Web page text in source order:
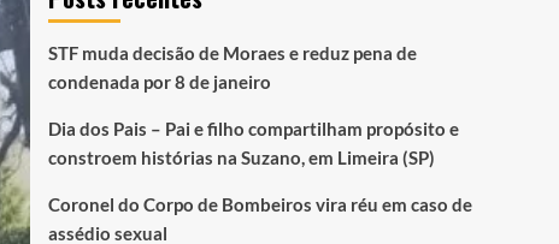
STF muda decisão de Moraes e reduz pena de
condenada por 8 de janeiro
Dia dos Pais – Pai e filho compartilham propósito e
constroem histórias na Suzano, em Limeira (SP)
Coronel do Corpo de Bombeiros vira réu em caso de
assédio sexual